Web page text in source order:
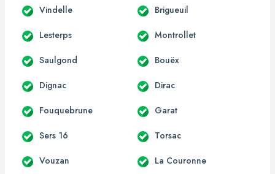
Vindelle Brigueuil
Lesterps Montrollet
Saulgond Bouëx
Dignac Dirac
Fouquebrune Garat
Sers 16 Torsac
Vouzan La Couronne